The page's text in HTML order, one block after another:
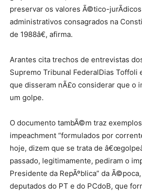
preservar os valores Ã©tico-
administrativos consagrados na
de 1988â€, afirma.
Arantes cita trechos de entrevistas
Supremo Tribunal FederalDias Toffoli
que disseram nÃ£o considerar que o
um golpe.
O documento tambÃ©m traz
impeachment “formulados por
hoje, dizem que se trata de
passado, legitimamente, pediram o
Presidente da RepÃºblica” da
deputados do PT e do PCdoB, que